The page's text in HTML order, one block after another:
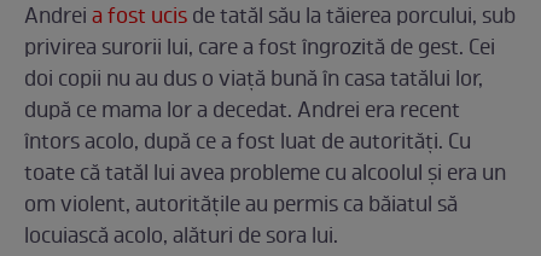
Andreia fost ucisde tatăl său la tăierea porcului, sub
privirea surorii lui, care a fost îngrozită de gest. Cei
doi copii nu au dus o viață bună în casa tatălui lor,
după ce mama lor a decedat. Andrei era recent
întors acolo, după ce a fost luat de autorități. Cu
toate că tatăl lui avea probleme cu alcoolul și era un
om violent, autoritățile au permis ca băiatul să
locuiască acolo, alături de sora lui.